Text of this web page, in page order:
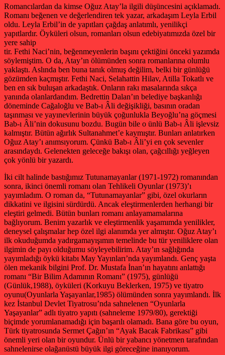
Romancılardan da kimse Oğuz Atay’la ilgili düşüncesini açıklamadı.
Romanı beğenen ve değerlendiren tek yazar, arkadaşım Leyla Erbil
oldu. Leyla Erbil’in de yapıtları çağdaş anlatımlı, yenilikçi
yapıtlardır. Öyküleri olsun, romanları olsun edebiyatımızda özel bir
yere sahip
tir. Fethi Naci’nin, beğenmeyenlerin başını çektiğini önceki yazımda
söylemiştim. O da, Atay’ın ölümünden sonra romanlarına olumlu
yaklaştı. Aslında ben buna tanık olmuş değilim, belki bir günlüğü
gözümden kaçmıştır. Fethi Naci, Selahattin Hilav, Atilla Tokatlı ve
ben en sık buluşan arkadaştık. Onların rakı masalarında sıkça
yanında olanlardandım. Bedrettin Dalan’ın belediye başkanlığı
döneminde Cağaloğlu ve Bab-ı Âli değişikliği, basının oradan
taşınması ve yayınevlerinin büyük çoğunlukla Beyoğlu’na göçmesi
Bab-ı Âli’nin dokusunu bozdu. Bugün bile o ünlü Bab-ı Âli işlevsiz
kalmıştır. Bütün ağırlık Sultanahmet’e kaymıştır. Bunları anlatırken
Oğuz Atay’ı anımsıyorum. Çünkü Bab-ı Âli’yi en çok sevenler
arasındaydı. Gelenekten geleceğe bakışı olan, çağcıllığı yeğleyen
çok yönlü bir yazardı.
İki cilt halinde bastığımız Tutunamayanlar (1971-1972) romanından
sonra, ikinci önemli romanı olan Tehlikeli Oyunlar (1973)’ı
yayımladım. O roman da, “Tutunamayanlar” gibi, özel okurların
dikkatini ve ilgisini sürdürdü. Ancak eleştirmenlerden herhangi bir
eleştiri gelmedi. Bütün bunları romanı anlayamamalarına
bağlıyorum. Benim yazarlık ve eleştirmenlik yaşamımda yenilikler,
deneysel çalışmalar hep özel ilgi alanımda yer almıştır. Oğuz Atay’ı
ilk okuduğumda yadırgamayışımın temelinde bu tür yeniliklere olan
ilgimin de payı olduğumu söyleyebilirim. Atay’ın sağlığında
yayımladığı öykü kitabı May Yayınları’nda yayımlandı. Genç yaşta
ölen mekanik bilgini Prof. Dr. Mustafa İnan’ın hayatını anlattığı
romanı “Bir Bilim Adamının Romanı” (1975), günlüğü
(Günlük,1988), öyküleri (Korkuyu Beklerken, 1975) ve tiyatro
oyunu(Oyunlarla Yaşayanlar,1985) ölümünden sonra yayımlandı. İlk
kez İstanbul Devlet Tiyatrosu’nda sahnelenen “Oyunlarla
Yaşayanlar” adlı tiyatro yapıtı (sahneleme 1979/80), gerektiği
biçimde yorumlanamadığı için başarılı olamadı. Bana göre bu oyun,
Türk tiyatrosunda Sermet Çağın’ın “Ayak Bacak Fabrikası” gibi
önemli yeri olan bir oyundur. Ünlü bir yabancı yönetmen tarafından
sahnelenirse olağanüstü büyük ilgi göreceğine inanıyorum.